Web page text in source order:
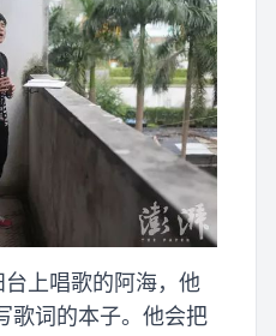
上唱歌的阿海，他
歌词的本子。他会把